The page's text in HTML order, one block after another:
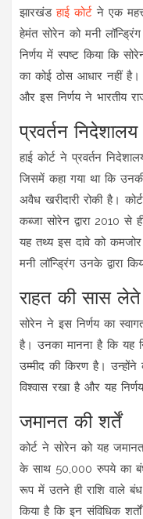
झारखंडहाई कोर्ट ने एक
हेमंत सोरेन को मनी
निर्णय में स्पष्ट किया कि
का कोई ठोस आधार नहीं है।
और इस निर्णय ने भारतीय
प्रवर्तन
हाई कोर्ट ने प्रवर्तन
जिसमें कहा गया था कि
अवैध खरीदारी रोकी है।
कब्जा सोरेन द्वारा 2010 से
यह तथ्य इस दावे को कमजोर
मनी लॉन्ड्रिंग उनके द्वारा
राहत की सास लेते
सोरेन ने इस निर्णय का
है। उनका मानना है कि यह
उम्मीद की किरण है। उन्होंने
विश्वास रखा है और यह
जमानत की शर्तें
कोर्ट ने सोरेन को यह
के साथ 50,000 रुपये का बंध
रूप में उतने ही राशि वाले
किया है कि इन संविधिक